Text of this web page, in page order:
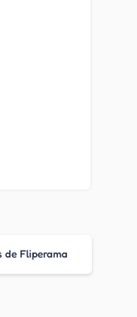
de Fliperama